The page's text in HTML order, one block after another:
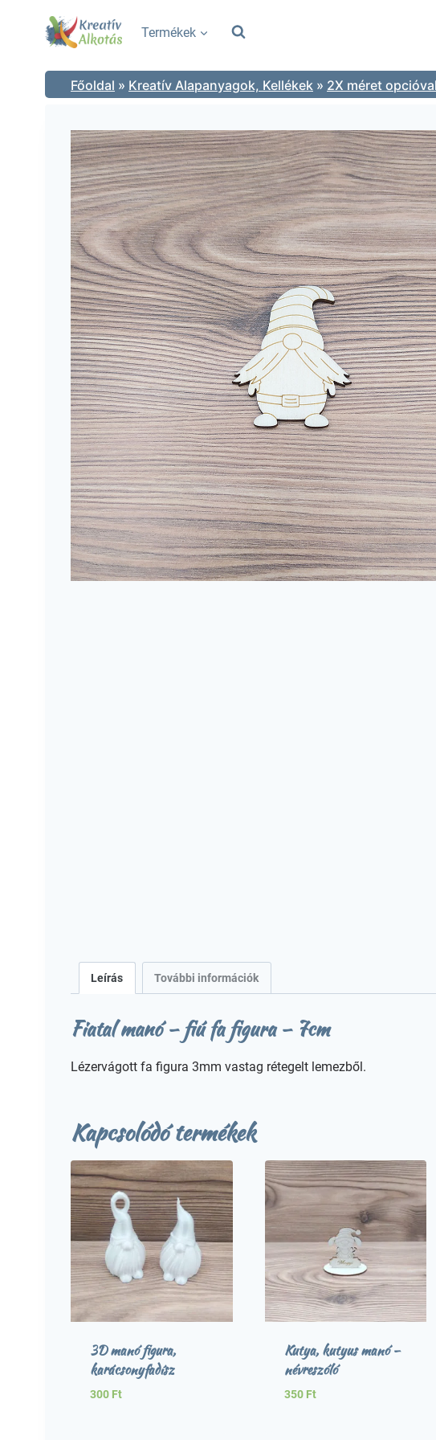
Termékek
Főoldal » Kreatív Alapanyagok, Kellékek » 2X méret opcióval
Leírás További információk
Fiatal manó – fiú fa figura – 7cm
Lézervágott fa figura 3mm vastag rétegelt lemezből.
Kapcsolódó termékek
3D manó figura,
karácsonyfadísz
300 Ft
Kutya, kutyus manó –
névreszóló
350 Ft